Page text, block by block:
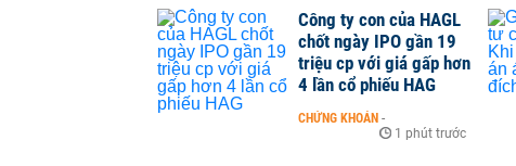
Công ty con của HAGL
chốt ngày IPO gần 19
triệu cp với giá gấp hơn
4 lần cổ phiếu HAG
CHỨNG KHOÁN -
1 phút trước